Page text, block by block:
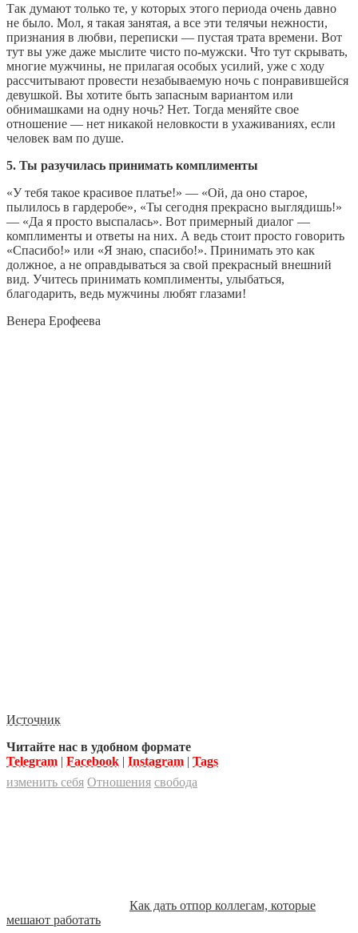
Так думают только те, у которых этого периода очень давно
не было. Мол, я такая занятая, а все эти телячьи нежности,
признания в любви, переписки — пустая трата времени. Вот
тут вы уже даже мыслите чисто по-мужски. Что тут скрывать,
многие мужчины, не прилагая особых усилий, уже с ходу
рассчитывают провести незабываемую ночь с понравившейся
девушкой. Вы хотите быть запасным вариантом или
обнимашками на одну ночь? Нет. Тогда меняйте свое
отношение — нет никакой неловкости в ухаживаниях, если
человек вам по душе.
5. Ты разучилась принимать комплименты
«У тебя такое красивое платье!» — «Ой, да оно старое,
пылилось в гардеробе», «Ты сегодня прекрасно выглядишь!»
— «Да я просто выспалась». Вот примерный диалог —
комплименты и ответы на них. А ведь стоит просто говорить
«Спасибо!» или «Я знаю, спасибо!». Принимать это как
должное, а не оправдываться за свой прекрасный внешний
вид. Учитесь принимать комплименты, улыбаться,
благодарить, ведь мужчины любят глазами!
Венера Ерофеева
Источник
Читайте нас в удобном формате
Telegram | Facebook | Instagram | Tags
изменить себя Отношения свобода
Как дать отпор коллегам, которые
мешают работать